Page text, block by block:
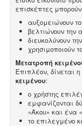
επισκέπτες
αυξομειώνουν
βελτιώνουν την
διευκολύνουν
χρησιμοποιούν
Μετατροπή
Επιπλέον, δίνεται η
κειμένου:
ο χρήστης
εμφανίζονται
«Άκου» και ένα
το επιλεγμένο